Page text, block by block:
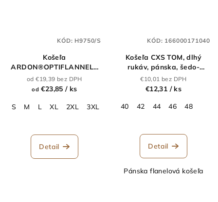
Košeľa
ARDON®OPTIFLANNELS
zelená
od €19,39 bez DPH
od €23,85/ ks
S M L XL 2XL 3XL
Detail
KÓD: H9750/S
Košeľa CXS TOM, dlhý
rukáv, pánska, šedo-
čierna
€10,01 bez DPH
€12,31 / ks
40
42 44 46 48
Detail
Pánska flanelová košeľa
KÓD: 166000171040